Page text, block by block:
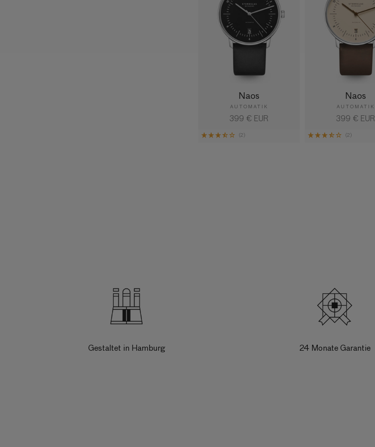
Naos
AUTOMATIK
Normaler
399 € EUR
(2)
Naos
AUTOMATIK
Normaler
399 € EUR
(2)
Gestaltet in Hamburg 24 Monate Garantie